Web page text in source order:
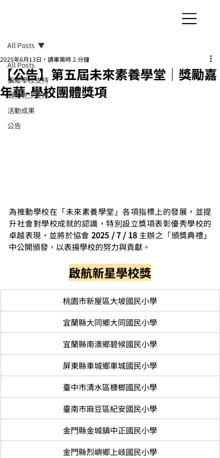
All Posts
偏鄉學校支持
弱勢兒少支持
活動成果
公告
All Posts
【公告】第五屆未來素養學堂｜獎勵嘉
年華-學校團體獎項
2025年6月13日 讀畢需時 2 分鐘
為推動學校在「未來素養學堂」各項指標上的發展，並提
升社會對學校成就的認識，特別設立獎項表彰優秀學校的
卓越表現，並將於協會 2025 / 7 / 18 主辦之「頒獎典禮」
中公開頒發，以表揚學校的努力與貢獻。
啟航新星學校獎
桃園市新屋區大坡國民小學
宜蘭縣大同鄉大同國民小學
宜蘭縣南澳鄉碧候國民小學
屏東縣車城鄉車城國民小學
臺中市清水區槺榔國民小學
臺南市麻豆區紀安國民小學
金門縣金城鎮中正國民小學
金門縣烈嶼鄉上岐國民小學